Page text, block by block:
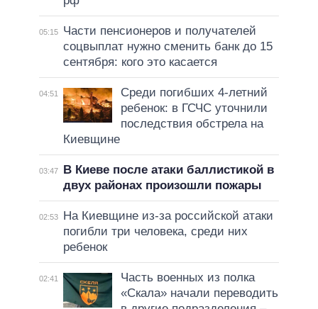
05:15
Части пенсионеров и получателей
соцвыплат нужно сменить банк до 15
сентября: кого это касается
04:51
Среди погибших 4-летний
ребенок: в ГСЧС уточнили
последствия обстрела на
Киевщине
03:47
В Киеве после атаки баллистикой в
двух районах произошли пожары
02:53
На Киевщине из-за российской атаки
погибли три человека, среди них
ребенок
02:41
Часть военных из полка
«Скала» начали переводить